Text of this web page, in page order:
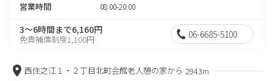
営業時間 08:00-20:00
3～6時間まで6,160円
免責補償制度1,100円 06-6685-5100
西住之江１・２丁目北町会館老人憩の家から 2943m